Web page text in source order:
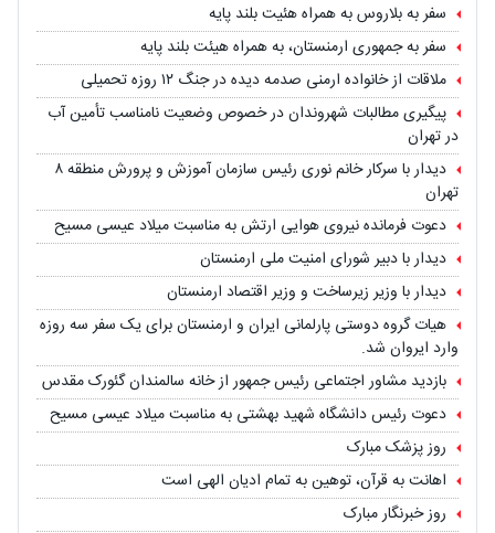
سفر به بلاروس به همراه هئیت بلند پایه
سفر به جمهوری ارمنستان، به همراه هیئت بلند پایه
ملاقات از خانواده ارمنی صدمه دیده در جنگ ۱۲ روزه تحمیلی
پیگیری مطالبات شهروندان در خصوص وضعیت نامناسب تأمین آب
در تهران
دیدار با سرکار خانم نوری رئیس سازمان آموزش و پرورش منطقه ۸
تهران
دعوت فرمانده نیروی هوایی ارتش به مناسبت میلاد عیسی مسیح
دیدار با دبیر شورای امنیت ملی ارمنستان
دیدار با وزیر زیرساخت و وزیر اقتصاد ارمنستان
هیات گروه دوستی پارلمانی ایران و ارمنستان برای یک سفر سه روزه
وارد ایروان شد.
بازدید مشاور اجتماعی رئیس جمهور از خانه سالمندان گئورک مقدس
دعوت رئیس دانشگاه شهید بهشتی به مناسبت میلاد عیسی مسیح
روز پزشک مبارک
اهانت به قرآن، توهین به تمام ادیان الهی است
روز خبرنگار مبارک